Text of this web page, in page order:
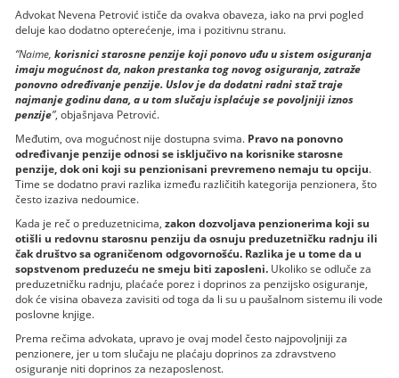
Advokat Nevena Petrović ističe da ovakva obaveza, iako na prvi pogled
deluje kao dodatno opterećenje, ima i pozitivnu stranu.
“Naime,korisnici starosne penzije koji ponovo uđu u sistem osiguranja
imaju mogućnost da, nakon prestanka tog novog osiguranja, zatraže
ponovno određivanje penzije. Uslov je da dodatni radni staž traje
najmanje godinu dana, a u tom slučaju isplaćuje se povoljniji iznos
penzije”, objašnjava Petrović.
Međutim, ova mogućnost nije dostupna svima. Pravo na ponovno
određivanje penzije odnosi se isključivo na korisnike starosne
penzije, dok oni koji su penzionisani prevremeno nemaju tu opciju.
Time se dodatno pravi razlika između različitih kategorija penzionera, što
često izaziva nedoumice.
Kada je reč o preduzetnicima,zakon dozvoljava penzionerima koji su
otišli u redovnu starosnu penziju da osnuju preduzetničku radnju ili
čak društvo sa ograničenom odgovornošću. Razlika je u tome da u
sopstvenom preduzeću ne smeju biti zaposleni. Ukoliko se odluče za
preduzetničku radnju, plaćaće porez i doprinos za penzijsko osiguranje,
dok će visina obaveza zavisiti od toga da li su u paušalnom sistemu ili vode
poslovne knjige.
Prema rečima advokata, upravo je ovaj model često najpovoljniji za
penzionere, jer u tom slučaju ne plaćaju doprinos za zdravstveno
osiguranje niti doprinos za nezaposlenost.